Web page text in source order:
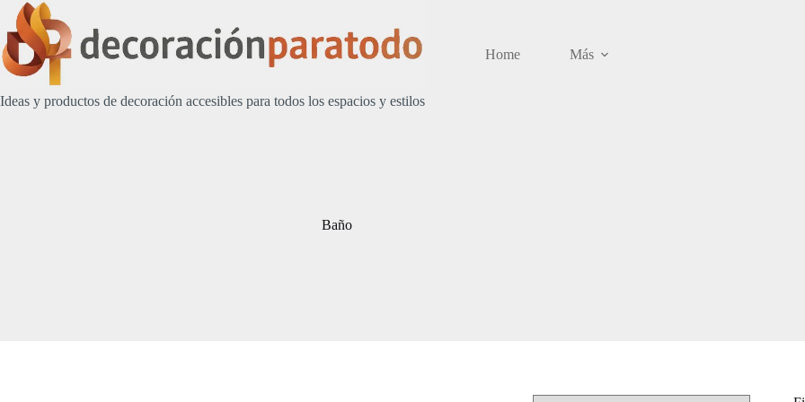
Saltar
contenido
Ideas y productos de decoración accesibles para todos los espacios y estilos
Home Más
Baño